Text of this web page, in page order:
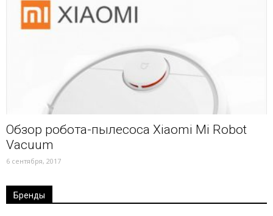
Обзор робота-пылесоса Xiaomi Mi Robot
Vacuum
6 сентября, 2017
Бренды